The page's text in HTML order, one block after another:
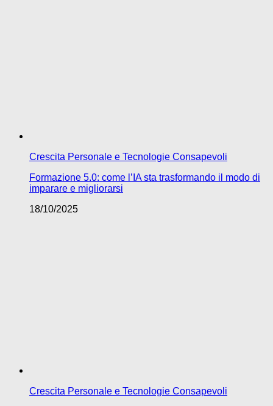
Crescita Personale e Tecnologie Consapevoli
Formazione 5.0: come l’IA sta trasformando il modo di
imparare e migliorarsi
18/10/2025
Crescita Personale e Tecnologie Consapevoli